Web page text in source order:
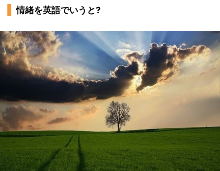
情緒を英語でいうと?